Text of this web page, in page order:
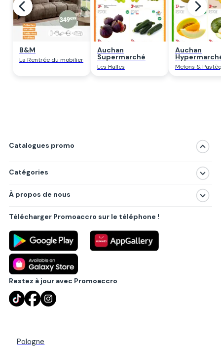
B&M
La Rentrée du mobilier
Auchan
Supermarché
Les Halles
Auchan
Melons &
Catalogues promo
Catégories
Produits
Villes principales
À propos de nous
Politique de confidentialité
Règlements
Partenariat B2B
Blog
Contact
Télécharger Promoaccro sur le téléphone !
Restez à jour avec Promoaccro
Pologne